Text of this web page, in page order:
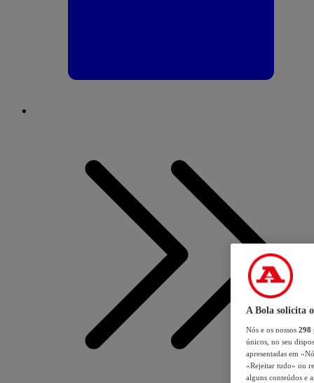
A Bola solicita
Nós e os nossos 298
únicos, no seu
apresentadas em
«Rejeitar tudo» ou
alguns conteúdos e